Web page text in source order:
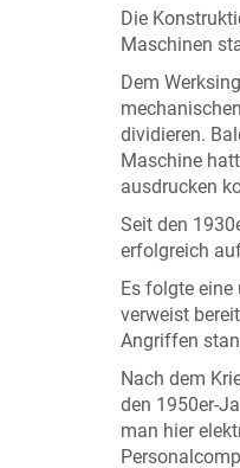
Die
Maschinen
Dem
dividieren.
Maschine
ausdrucken
Seit den
erfolgreich
Es folgte
verweist
Angriffen
Nach dem
den 1950er-
man hier